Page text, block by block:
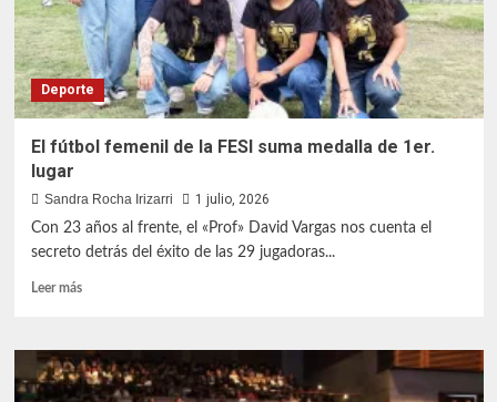
Deporte
El fútbol femenil de la FESI suma medalla de 1er.
lugar
Sandra Rocha Irizarri
1 julio, 2026
Con 23 años al frente, el «Prof» David Vargas nos cuenta el
secreto detrás del éxito de las 29 jugadoras...
Leer másLeer
El
fútbol
femenil